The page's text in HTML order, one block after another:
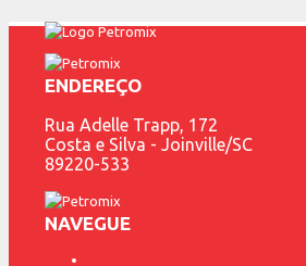
ENDEREÇO
Rua Adelle Trapp, 172
Costa e Silva - Joinville/SC
89220-533
NAVEGUE